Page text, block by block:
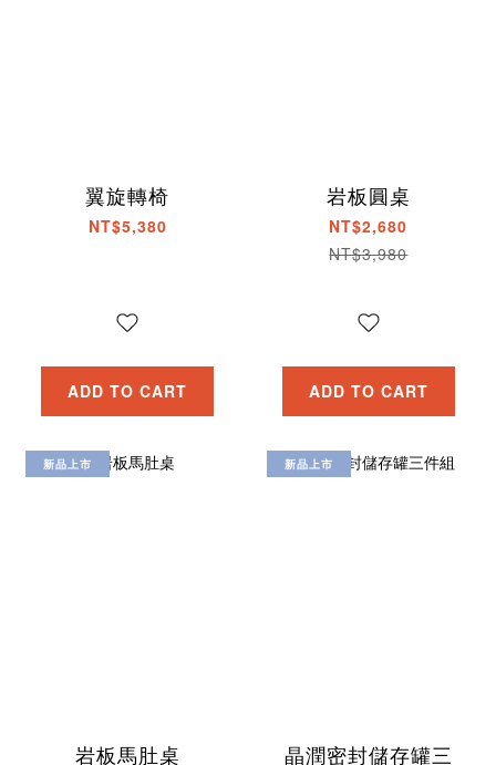
翼旋轉椅
NT$5,380
ADD TO CART
岩板圓桌
NT$2,680
NT$3,980
ADD TO CART
新品上市
岩板馬肚桌
新品上市
晶潤密封儲存罐三